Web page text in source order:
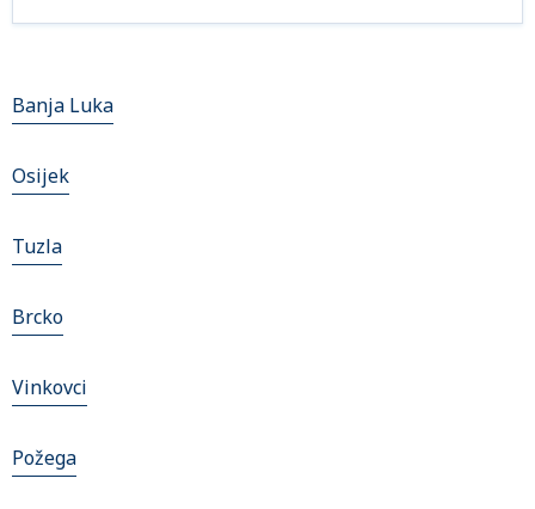
Banja Luka
Osijek
Tuzla
Brcko
Vinkovci
Požega